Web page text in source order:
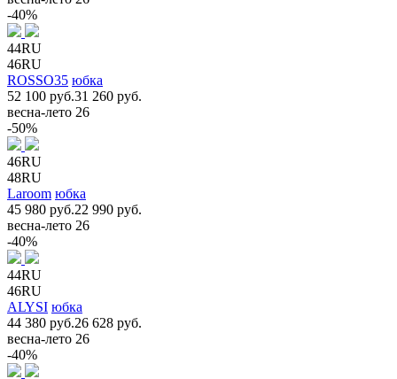
-40%
44RU
46RU
ROSSO35 юбка
52 100 руб.31 260 руб.
весна-лето 26
-50%
46RU
48RU
Laroom юбка
45 980 руб.22 990 руб.
весна-лето 26
-40%
44RU
46RU
ALYSI юбка
44 380 руб.26 628 руб.
весна-лето 26
-40%